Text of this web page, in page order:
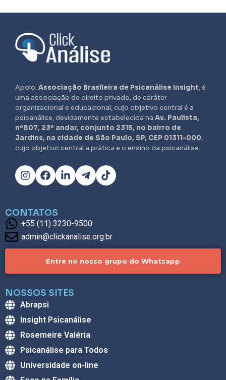
Apoio: Associação Brasileira de Psicanálise Insight, é
uma associação de direito privado, de caráter
organizacional e educacional, cujo objetivo central é a
psicanálise, devidamente estabelecida na Av. Paulista,
nº807, 23º andar, conjunto 2315, no bairro de
Jardins, na cidade de São Paulo, SP, CEP 01311-000,
cujo objetivo central a prática e o ensino da psicanálise.
CONTATOS
+55 (11) 3230-9500
admin@clickanalise.org.br
Entre no nosso grupo do Whatsapp
NOSSOS SITES
Abrapsi
Insight Psicanálise
Rosemeire Valéria
Psicanálise para Todos
Universidade on-line